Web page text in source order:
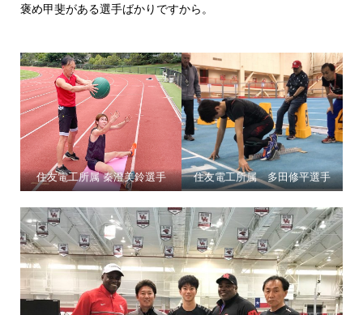
褒め甲斐がある選手ばかりですから。
住友電工所属 秦澄美鈴選手 住友電工所属 多田修平選手